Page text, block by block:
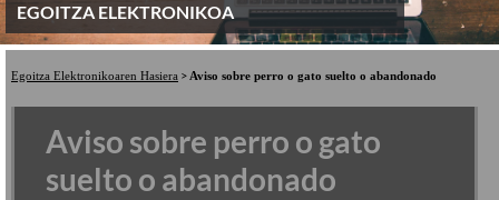
EGOITZA ELEKTRONIKOA
Egoitza Elektronikoaren Hasiera Aviso sobre perro o gato suelto o abandonado
Aviso sobre perro o gato
suelto o abandonado